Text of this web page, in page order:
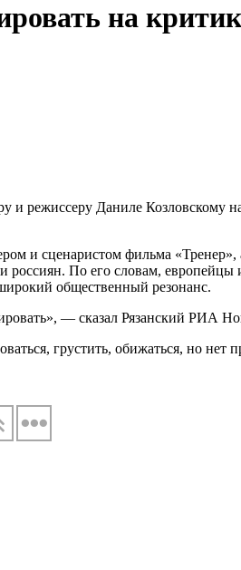
на
и режиссеру Даниле Козловскому
и сценаристом фильма
россиян. По его словам,
общественный резонанс.
— сказал Рязанский РИА
грустить, обижаться, но нет